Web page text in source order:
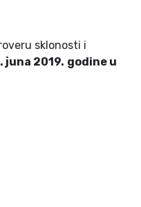
sklonosti i
. juna 2019. godine u